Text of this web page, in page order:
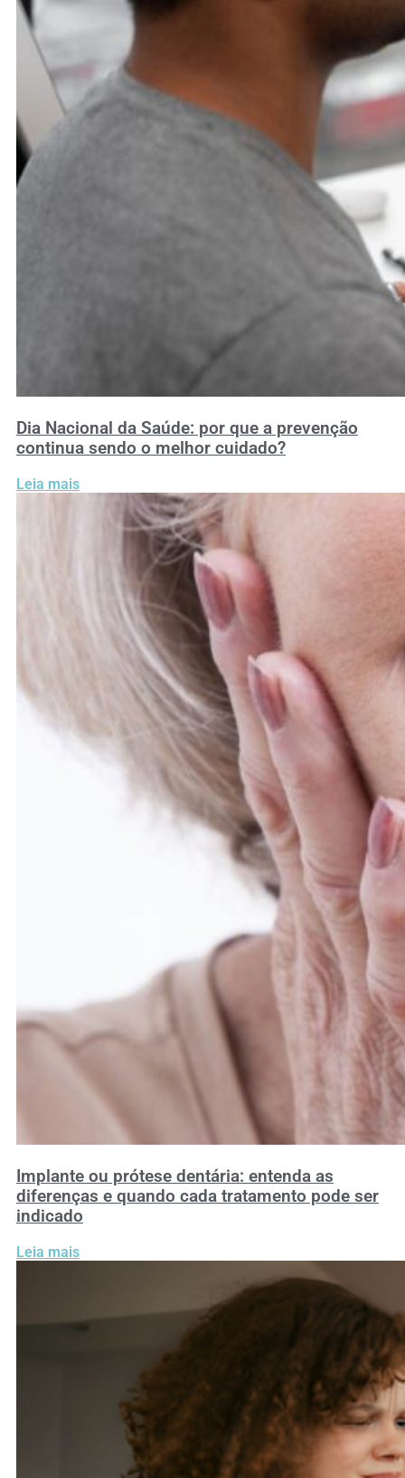
Dia Nacional da Saúde: por que a prevenção
continua sendo o melhor cuidado?
Leia mais
Implante ou prótese dentária: entenda as
diferenças e quando cada tratamento pode ser
indicado
Leia mais